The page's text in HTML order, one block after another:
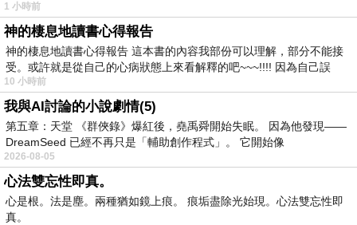
1 小時前
神的棲息地讀書心得報告
神的棲息地讀書心得報告 這本書的內容我部份可以理解，部分不能接
受。或許就是從自己的心病狀態上來看解釋的吧~~~!!!! 因為自己誤
10 小時前
我與AI討論的小說劇情(5)
第五章：天堂 《群俠錄》爆紅後，堯禹舜開始失眠。 因為他發現——
DreamSeed 已經不再只是「輔助創作程式」。 它開始像
2026-08-05
心法雙忘性即真。
心是根。法是塵。兩種猶如鏡上痕。 痕垢盡除光始現。心法雙忘性即
真。